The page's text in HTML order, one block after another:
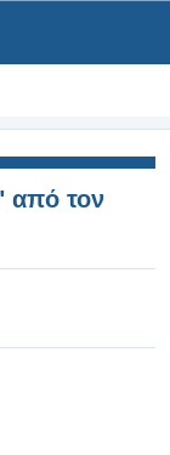
από τον